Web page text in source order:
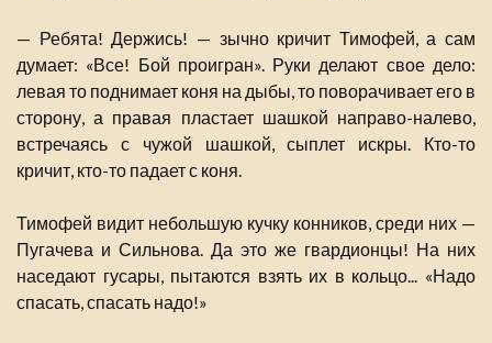
— Ребята! Держись! — зычно кричит Тимофей, а сам
думает: «Все! Бой проигран». Руки делают свое дело:
левая то поднимает коня на дыбы, то поворачивает его в
сторону, а правая пластает шашкой направо-налево,
встречаясь с чужой шашкой, сыплет искры. Кто-то
кричит, кто-то падает с коня.
Тимофей видит небольшую кучку конников, среди них —
Пугачева и Сильнова. Да это же гвардионцы! На них
наседают гусары, пытаются взять их в кольцо... «Надо
спасать, спасать надо!»